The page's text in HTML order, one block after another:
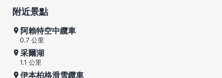
附近景點
阿賴特空中纜車
0.7 公里
采爾湖
1.1 公里
伊本柏格滑雪纜車